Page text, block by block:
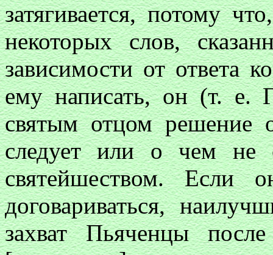
затягивается, потому
некоторых слов,
зависимости от ответа
ему написать, он (т.
святым отцом решение
следует или о чем не
святейшеством.
договариваться,
захват Пьяченцы